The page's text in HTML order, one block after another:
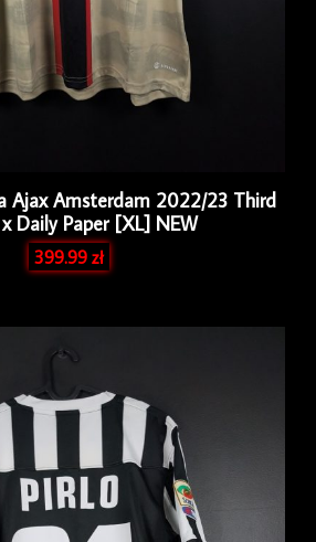
Ajax Amsterdam 2022/23 Third
Daily Paper [XL] NEW
399.99zł